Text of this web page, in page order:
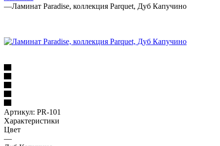
—Ламинат Paradise, коллекция Parquet, Дуб Капучино
Артикул: PR-101
Характеристики
Цвет
—